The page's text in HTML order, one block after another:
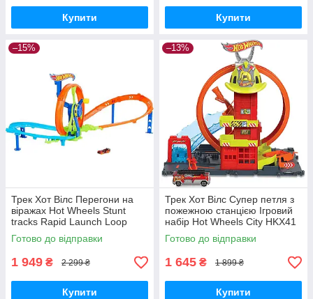
Купити Купити
–15%
Трек Хот Вілс Перегони на
віражах Hot Wheels Stunt
tracks Rapid Launch Loop
Playset JBX65 Mattel
Оригінал MyDoll.com.ua
Готово до відправки
1 949 ₴ 2 299 ₴
Купити
–13%
Трек Хот Вілс Супер петля з
пожежною станцією Ігровий
набір Hot Wheels City HKX41
Super Loop Fire Station
Готово до відправки
1 645 ₴ 1 899 ₴
Купити